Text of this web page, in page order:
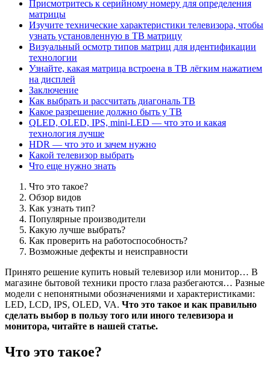
Присмотритесь к серийному номеру для определения
матрицы
Изучите технические характеристики телевизора, чтобы
узнать установленную в ТВ матрицу
Визуальный осмотр типов матриц для идентификации
технологии
Узнайте, какая матрица встроена в ТВ лёгким нажатием
на дисплей
Заключение
Как выбрать и рассчитать диагональ ТВ
Какое разрешение должно быть у ТВ
QLED, OLED, IPS, mini-LED — что это и какая
технология лучше
HDR — что это и зачем нужно
Какой телевизор выбрать
Что еще нужно знать
Что это такое?
Обзор видов
Как узнать тип?
Популярные производители
Какую лучше выбрать?
Как проверить на работоспособность?
Возможные дефекты и неисправности
Принято решение купить новый телевизор или монитор… В
магазине бытовой техники просто глаза разбегаются… Разные
модели с непонятными обозначениями и характеристиками:
LED, LCD, IPS, OLED, VA. Что это такое и как правильно
сделать выбор в пользу того или иного телевизора и
монитора, читайте в нашей статье.
Что это такое?